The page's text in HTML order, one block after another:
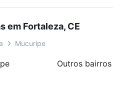
seu sonho. Agende
ainda conta com mais de
te ajudando na
para pesquisar por
em Fortaleza, CE
Mucuripe
Outros bairros